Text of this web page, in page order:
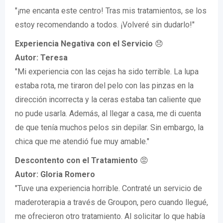
"¡me encanta este centro! Tras mis tratamientos, se los
estoy recomendando a todos. ¡Volveré sin dudarlo!"
Experiencia Negativa con el Servicio 😞
Autor: Teresa
"Mi experiencia con las cejas ha sido terrible. La lupa
estaba rota, me tiraron del pelo con las pinzas en la
dirección incorrecta y la ceras estaba tan caliente que
no pude usarla. Además, al llegar a casa, me di cuenta
de que tenía muchos pelos sin depilar. Sin embargo, la
chica que me atendió fue muy amable."
Descontento con el Tratamiento 😡
Autor: Gloria Romero
"Tuve una experiencia horrible. Contraté un servicio de
maderoterapia a través de Groupon, pero cuando llegué,
me ofrecieron otro tratamiento. Al solicitar lo que había